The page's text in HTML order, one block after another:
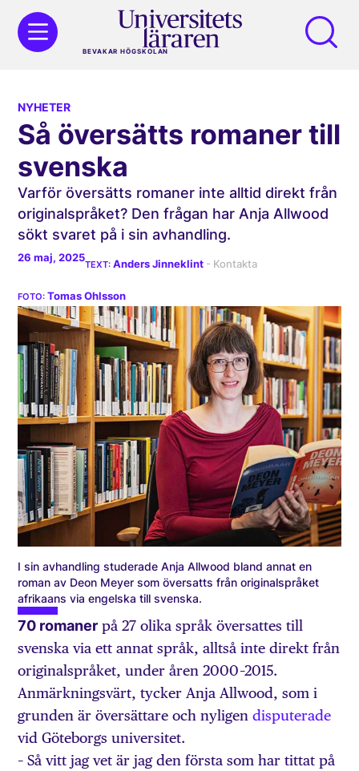
BEVAKAR HÖGSKOLAN
NYHETER
Så översätts romaner till
svenska
Varför översätts romaner inte alltid direkt från
original­språket? Den frågan har Anja Allwood
sökt svaret på i sin avhandling.
26 maj, 2025
Anders Jinneklint
Tomas Ohlsson
I sin avhandling studerade Anja Allwood bland annat en
roman av Deon Meyer som översatts från originalspråket
afrikaans via engelska till svenska.
70 romaner på 27 olika språk översattes till
svenska via ett annat språk, alltså inte direkt från
originalspråket, under åren 2000 –2015.
Anmärkningsvärt, tycker Anja Allwood, som i
grunden är översättare och nyligendisputerade
vid Göteborgs universitet.
– Så vitt jag vet är jag den första som har tittat på